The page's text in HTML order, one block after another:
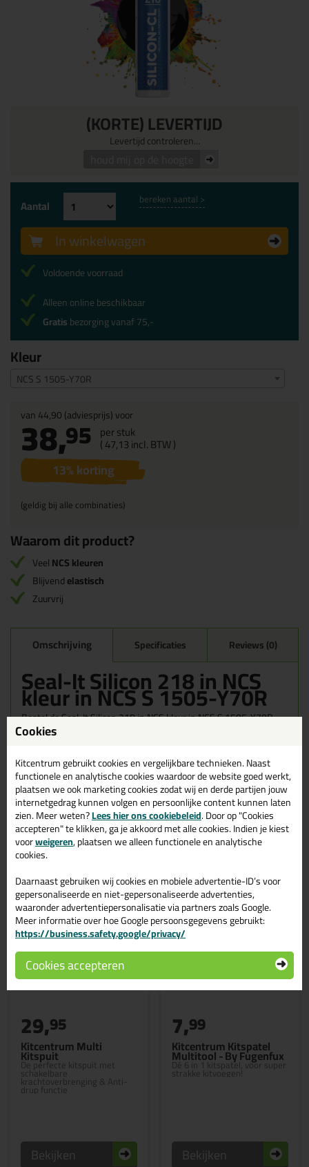
(KORTE) LEVERTIJD
Levertijd controleren...
Kleur
NCS S 1505-Y70R
van44,90(adviesprijs) voor
38,95 per stuk
(47,13incl. BTW )
13% korting
(geldig bij alle combinaties)
Aantal bereken aantal >
In winkelwagen
Voldoende voorraad
Alleen online beschikbaar
Gratisbezorging vanaf 75,-
Waarom dit product?
VeelNCS kleuren
Blijvendelastisch
Zuurvrij
Omschrijving Specificaties Reviews (0)
Seal-It Silicon 218 in NCS
kleur in NCS S 1505-Y70R
Bestel de Seal-It Silicon 218 in NCS kleur in NCS S 1505-Y70R
vandaag nog! Vandaag besteld = morgen in huis.
Wil je meer weten over de toepassing en kenmerken van dit
product?Lees alles over dit product >
Gerelateerde producten
Kitcentrum Multi
Kitspuit
De perfecte kitspuit met
schakelbare
krachtoverbrenging & Anti-
drup functie
29,95
Bekijken
Kitcentrum Kitspatel
Multitool - By Fugenfux
Dé 6 in 1 kitspatel, voor super
strakke kitvoegen!
7,99
Bekijken
Cookies
Kitcentrum gebruikt cookies en vergelijkbare technieken. Naast
functionele en analytische cookies waardoor de website goed werkt,
plaatsen we ook marketing cookies zodat wij en derde partijen jouw
internetgedrag kunnen volgen en persoonlijke content kunnen laten
zien. Meer weten?Lees hier ons cookiebeleid. Door op "Cookies
accepteren" te klikken, ga je akkoord met alle cookies. Indien je kiest
voorweigeren, plaatsen we alleen functionele en analytische
cookies.
Daarnaast gebruiken wij cookies en mobiele advertentie-ID’s voor
gepersonaliseerde en niet-gepersonaliseerde advertenties,
waaronder advertentiepersonalisatie via partners zoals Google.
Meer informatie over hoe Google persoonsgegevens gebruikt:
https://business.safety.google/privacy/
Cookies accepteren